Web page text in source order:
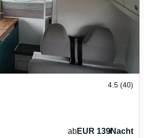
4.5 (40)
abEUR 139/Nacht